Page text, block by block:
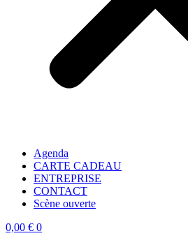
Agenda
CARTE CADEAU
ENTREPRISE
CONTACT
Scène ouverte
0,00 € 0